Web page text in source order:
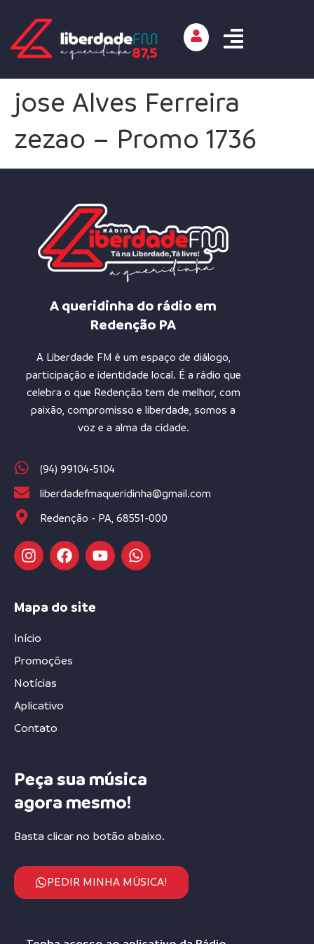
jose Alves Ferreira
zezao – Promo 1736
A queridinha do rádio em
Redenção PA
A Liberdade FM é um espaço de diálogo,
participação e identidade local. É a rádio que
celebra o que Redenção tem de melhor, com
paixão, compromisso e liberdade, somos a
voz e a alma da cidade.
(94) 99104-5104
liberdadefmaqueridinha@gmail.com
Redenção - PA, 68551-000
Mapa do site
Início
Promoções
Notícias
Aplicativo
Contato
Peça sua música
agora mesmo!
Basta clicar no botão abaixo.
PEDIR MINHA MÚSICA!